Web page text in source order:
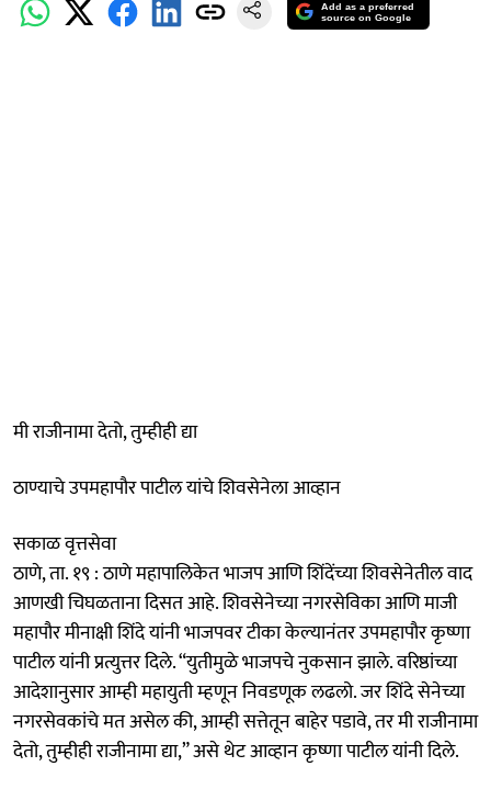
Add as a preferred
source on Google
मी राजीनामा देतो, तुम्हीही द्या
ठाण्याचे उपमहापौर पाटील यांचे शिवसेनेला आव्हान
सकाळ वृत्तसेवा
ठाणे, ता. १९ : ठाणे महापालिकेत भाजप आणि शिंदेंच्या शिवसेनेतील वाद
आणखी चिघळताना दिसत आहे. शिवसेनेच्या नगरसेविका आणि माजी
महापौर मीनाक्षी शिंदे यांनी भाजपवर टीका केल्यानंतर उपमहापौर कृष्णा
पाटील यांनी प्रत्युत्तर दिले. “युतीमुळे भाजपचे नुकसान झाले. वरिष्ठांच्या
आदेशानुसार आम्ही महायुती म्हणून निवडणूक लढलो. जर शिंदे सेनेच्या
नगरसेवकांचे मत असेल की, आम्ही सत्तेतून बाहेर पडावे, तर मी राजीनामा
देतो, तुम्हीही राजीनामा द्या,” असे थेट आव्हान कृष्णा पाटील यांनी दिले.